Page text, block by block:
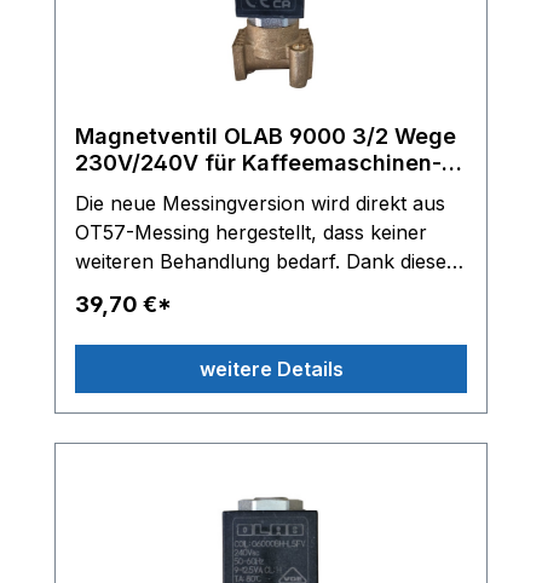
Magnetventil OLAB 9000 3/2 Wege
230V/240V für Kaffeemaschinen-
Die neue Messingversion wird direkt aus
OT57-Messing hergestellt, dass keiner
weiteren Behandlung bedarf. Dank dieser
Materialanpassung ist das Produkt noch
sicherer, natürlicher und nachhaltiger in
der Anwendung. OLAB 9000 3/2 Wege
Magnetventil Einsatzbereich:
Kaffeemaschinen, Espressomaschinen
Innengewinde oben, G1/8 Außengewinde
Inox P-Rohr TM2 beste technische
39,70 €*
weitere Details